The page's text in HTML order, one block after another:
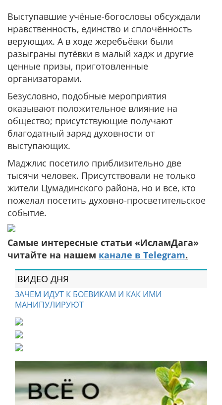
Выступавшие учёные-богословы обсуждали
нравственность, единство и сплочённость
верующих. А в ходе жеребьёвки были
разыграны путёвки в малый хадж и другие
ценные призы, приготовленные
организаторами.
Безусловно, подобные мероприятия
оказывают положительное влияние на
общество; присутствующие получают
благодатный заряд духовности от
выступающих.
Маджлис посетило приблизительно две
тысячи человек. Присутствовали не только
жители Цумадинского района, но и все, кто
пожелал посетить духовно-просветительское
событие.
Самые интересные статьи «ИсламДага»
читайте на нашем канале в Telegram.
ВИДЕО ДНЯ
ЗАЧЕМ ИДУТ К БОЕВИКАМ И КАК ИМИ
МАНИПУЛИРУЮТ